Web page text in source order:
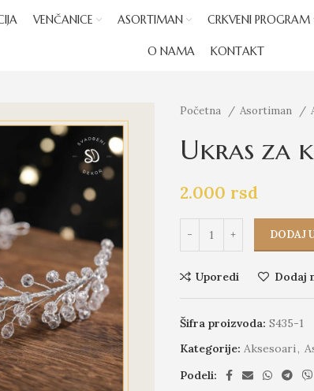
VENČANICE ASORTIMAN CRKVENI PROGRAM
O NAMA KONTAKT
Početna Asortiman
Ukras za
2.000 rsd
DODAJ
Uporedi Dodaj
Šifra proizvoda: S435-1
Kategorije: Aksesoari,
Podeli: